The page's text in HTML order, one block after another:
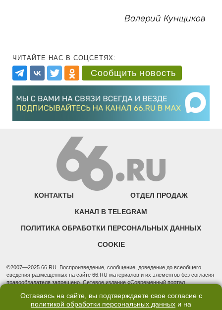
Валерий Кунщиков
ЧИТАЙТЕ НАС В СОЦСЕТЯХ:
Сообщить новость
КОНТАКТЫ ОТДЕЛ ПРОДАЖ
КАНАЛ В TELEGRAM
ПОЛИТИКА ОБРАБОТКИ ПЕРСОНАЛЬНЫХ ДАННЫХ
COOKIE
©2007—2025 66.RU. Воспроизведение, сообщение, доведение до всеобщего
сведения размещенных на сайте 66.RU материалов и их элементов без согласия
правообладателя запрещено. Сетевое издание «Современный портал
надзору в сфере связи, информационных технологий и массовых коммуникаций
(Роскомнадзор). Регистрационный номер ЭЛ № ФС 77 - 76634 от 02.09.2019
Оставаясь на сайте, вы подтверждаете свое согласие с
политикой обработки персональных данных и на